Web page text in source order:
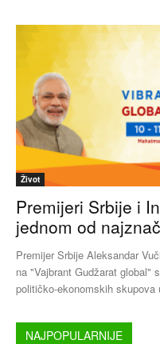
Život
Premijeri Srbije i
jednom od
Premijer Srbije Aleksandar
na "Vajbrant Gudžarat global"
političko-ekonomskih
NAJPOPULARNIJE